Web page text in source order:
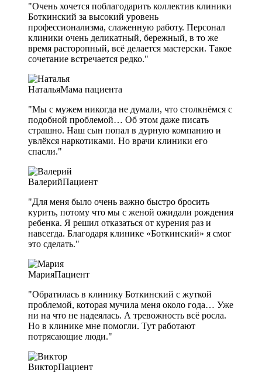
"Очень хочется поблагодарить коллектив клиники
Боткинский за высокий уровень
профессионализма, слаженную работу. Персонал
клиники очень деликатный, бережный, в то же
время расторопный, всё делается мастерски. Такое
сочетание встречается редко."
НатальяМама пациента
"Мы с мужем никогда не думали, что столкнёмся с
подобной проблемой… Об этом даже писать
страшно. Наш сын попал в дурную компанию и
увлёкся наркотиками. Но врачи клиники его
спасли."
ВалерийПациент
"Для меня было очень важно быстро бросить
курить, потому что мы с женой ожидали рождения
ребенка. Я решил отказаться от курения раз и
навсегда. Благодаря клинике «Боткинский» я смог
это сделать."
МарияПациент
"Обратилась в клинику Боткинский с жуткой
проблемой, которая мучила меня около года… Уже
ни на что не надеялась. А тревожность всё росла.
Но в клинике мне помогли. Тут работают
потрясающие люди."
ВикторПациент